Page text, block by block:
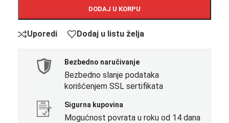
DODAJ U KORPU
Uporedi Dodaj u listu želja
Bezbedno naručivanje
Bezbedno slanje podataka
korišćenjem SSL sertifikata
Sigurna kupovina
Mogućnost povrata u roku od 14 dana